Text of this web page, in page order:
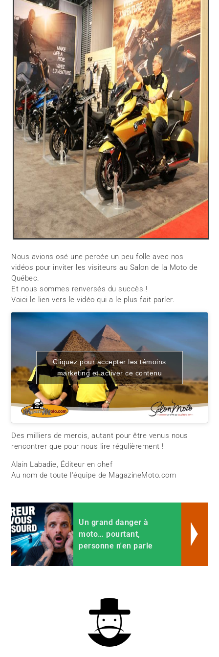
Nous avions osé une percée un peu folle avec nos
vidéos pour inviter les visiteurs au Salon de la Moto de
Québec.
Et nous sommes renversés du succès !
Voici le lien vers le vidéo qui a le plus fait parler.
Cliquez pour accepter les témoins
marketing et activer ce contenu
Des milliers de mercis, autant pour être venus nous
rencontrer que pour nous lire régulièrement !
Alain Labadie, Éditeur en chef
Au nom de toute l'équipe de MagazineMoto.com
Un grand danger à
moto… pourtant,
personne n'en parle